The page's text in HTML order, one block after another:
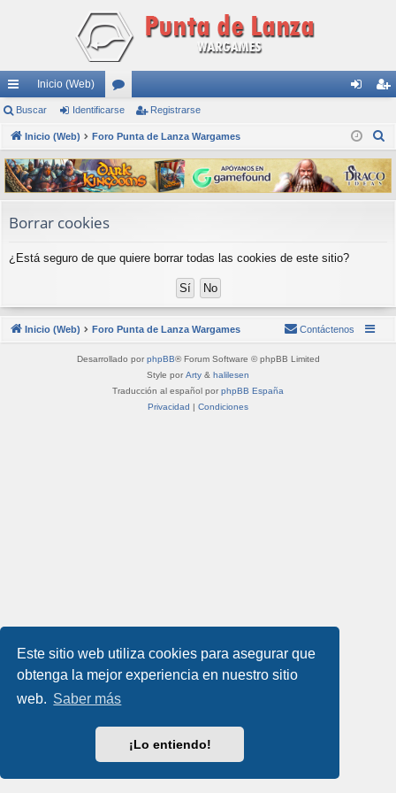
Este sitio web utiliza cookies para asegurar que
obtenga la mejor experiencia en nuestro sitio
web. Saber más
¡Lo entiendo!
nl
ac
es
rá
pi
Inicio (Web)
or
os nti
fic
ar
ist
ra
rs
Buscar Identificarse Registrarse
Inicio (Web) Foro Punta de Lanza Wargames
s
c
Borrar cookies
¿Está seguro de que quiere borrar todas las cookies de este sitio?
Inicio (Web) Foro Punta de Lanza Wargames Contáctenos
Desarrollado por phpBB® Forum Software © phpBB Limited
Style por Arty & halilesen
Traducción al español por phpBB España
Privacidad | Condiciones